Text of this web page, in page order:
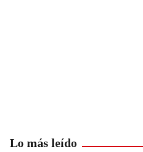
Lo más leído